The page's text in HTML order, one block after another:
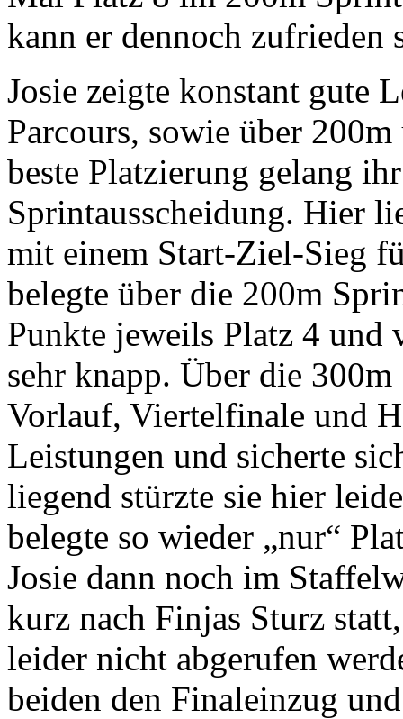
kann er dennoch zufrieden
Josie zeigte konstant gute
Parcours, sowie über
beste Platzierung gelang
Sprintausscheidung. Hier
mit einem Start-Ziel-Sieg
belegte über die 200m
Punkte jeweils Platz 4 und
sehr knapp. Über die
Vorlauf, Viertelfinale und
Leistungen und sicherte
liegend stürzte sie hier
belegte so wieder „nur“
Josie dann noch im
kurz nach Finjas Sturz
leider nicht abgerufen
beiden den Finaleinzug